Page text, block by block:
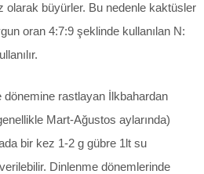
olarak büyürler. Bu nedenle kaktüsler
oran 4:7:9 şeklinde kullanılan N:
dönemine rastlayan İlkbahardan
Mart-Ağustos aylarında)
bir kez 1-2 g gübre 1lt su
Dinlenme dönemlerinde